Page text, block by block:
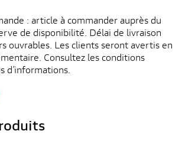
: article à commander auprès du
de disponibilité. Délai de livraison
ouvrables. Les clients seront avertis en
Consultez les conditions
d’informations.